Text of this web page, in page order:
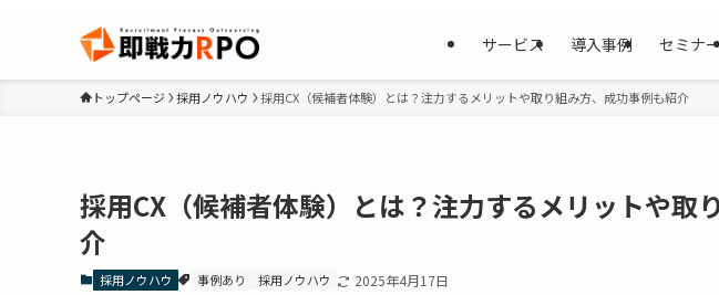
サービス 導入事例 セミナー
トップページ 採用ノウハウ 採用CX（候補者体験）とは？注力するメリットや取り組み方、成功事例も紹介
採用CX（候補者体験）とは？注力するメリットや取
介
採用ノウハウ 事例あり 採用ノウハウ 2025年4月17日